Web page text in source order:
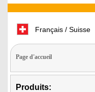
Français / Suisse
Page d'accueil
Produits: